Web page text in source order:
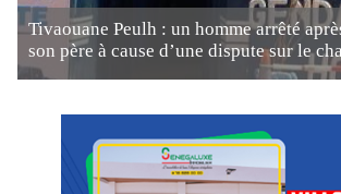
Tivaouane Peulh : un homme arrêté
son père à cause d’une dispute sur le